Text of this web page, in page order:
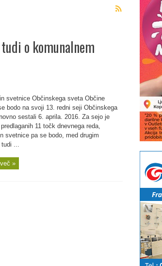
o komunalnem
svetnice Občinskega sveta Občine
bodo na svoji 13. redni seji Občinskega
sestali 6. aprila. 2016. Za sejo je
11 točk dnevnega reda,
svetnice pa se bodo, med drugim
tudi ...
»